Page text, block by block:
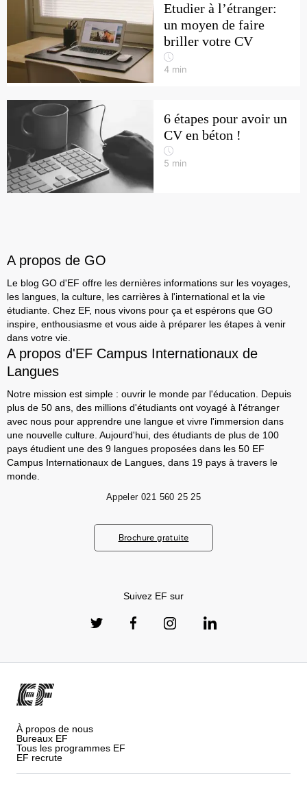
Etudier à l’étranger:
un moyen de faire
briller votre CV
4 min
6 étapes pour avoir un
CV en béton !
5 min
A propos de GO
Le blog GO d'EF offre les dernières informations sur les voyages,
les langues, la culture, les carrières à l'international et la vie
étudiante. Chez EF, nous vivons pour ça et espérons que GO
inspire, enthousiasme et vous aide à préparer les étapes à venir
dans votre vie.
A propos d'EF Campus Internationaux de
Langues
Notre mission est simple : ouvrir le monde par l'éducation. Depuis
plus de 50 ans, des millions d'étudiants ont voyagé à l'étranger
avec nous pour apprendre une langue et vivre l'immersion dans
une nouvelle culture. Aujourd'hui, des étudiants de plus de 100
pays étudient une des 9 langues proposées dans les 50 EF
Campus Internationaux de Langues, dans 19 pays à travers le
monde.
Appeler 021 560 25 25
Brochure gratuite
Suivez EF sur
À propos de nous
Bureaux EF
Tous les programmes EF
EF recrute